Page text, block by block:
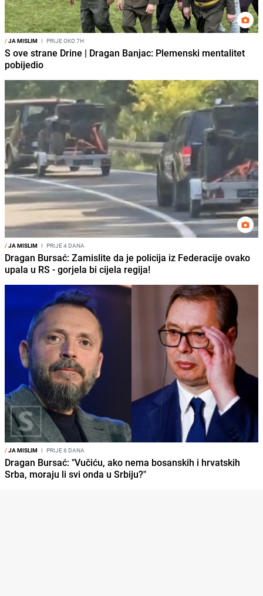
/JA MISLIM I PRIJE OKO 7H
S ove strane Drine | Dragan Banjac: Plemenski mentalitet
pobijedio
/JA MISLIM I PRIJE 4 DANA
Dragan Bursać: Zamislite da je policija iz Federacije ovako
upala u RS - gorjela bi cijela regija!
/JA MISLIM I PRIJE 6 DANA
Dragan Bursać: "Vučiću, ako nema bosanskih i hrvatskih
Srba, moraju li svi onda u Srbiju?"